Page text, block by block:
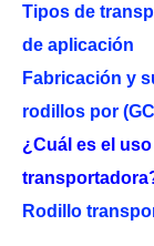
Tipos de
de aplicación
Fabricación y
rodillos por
¿Cuál es el
Rodillo